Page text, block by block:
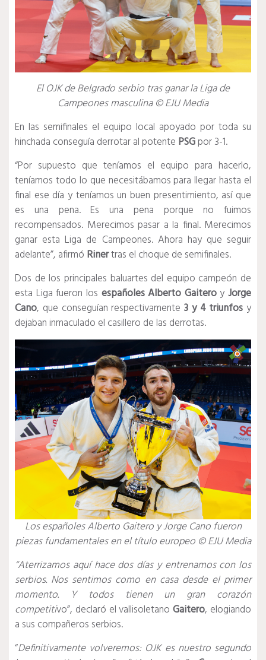
El OJK de Belgrado serbio tras ganar la Liga de
Campeones masculina © EJU Media
En las semifinales el equipo local apoyado por toda su
hinchada conseguía derrotar al potente PSGpor 3-1.
“Por supuesto que teníamos el equipo para hacerlo,
teníamos todo lo que necesitábamos para llegar hasta el
final ese día y teníamos un buen presentimiento, así que
es una pena. Es una pena porque no fuimos
recompensados. Merecimos pasar a la final. Merecimos
ganar esta Liga de Campeones. Ahora hay que seguir
adelante”, afirmó Rinertras el choque de semifinales.
Dos de los principales baluartes del equipo campeón de
esta Liga fueron los españoles Alberto Gaiteroy Jorge
Cano, que conseguían respectivamente 3 y 4 triunfos y
dejaban inmaculado el casillero de las derrotas.
Los españoles Alberto Gaitero y Jorge Cano fueron
piezas fundamentales en el título europeo © EJU Media
“Aterrizamos aquí hace dos días y entrenamos con los
serbios. Nos sentimos como en casa desde el primer
momento.
Y todos tienen un gran corazón
competitivo”, declaró el vallisoletanoGaitero, elogiando
a sus compañeros serbios.
“Definitivamente volveremos: OJK es nuestro segundo